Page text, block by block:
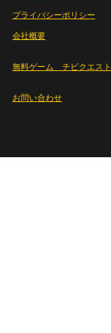
プライバシーポリシー
会社概要
無料ゲーム チビクエスト
お問い合わせ